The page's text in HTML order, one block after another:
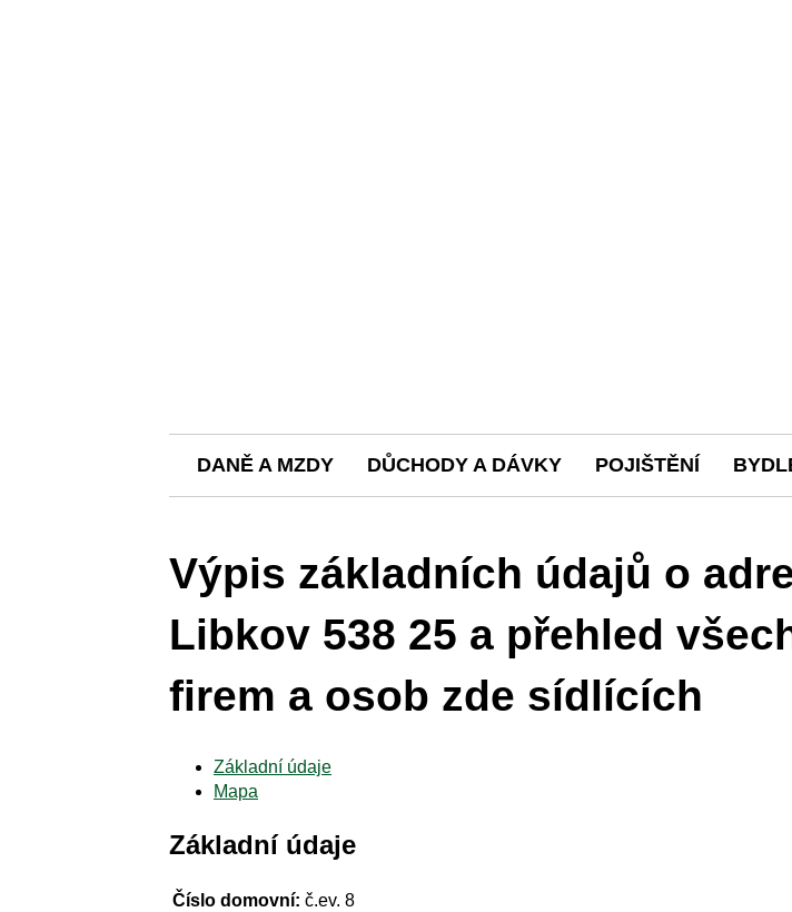
DANĚ A MZDY DŮCHODY A DÁVKY POJIŠTĚNÍ
Výpis základních údajů o
Libkov 538 25 a přehled
firem a osob zde sídlících
Základní údaje
Mapa
Základní údaje
Číslo domovní: č.ev. 8